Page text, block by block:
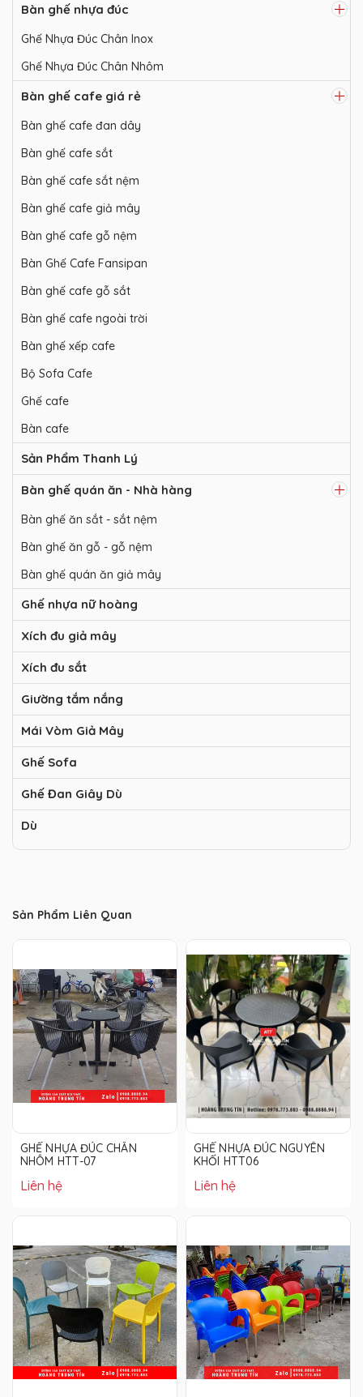
Bàn ghế nhựa đúc
Ghế Nhựa Đúc Chân Inox
Ghế Nhựa Đúc Chân Nhôm
Bàn ghế cafe giá rẻ
Bàn ghế cafe đan dây
Bàn ghế cafe sắt
Bàn ghế cafe sắt nệm
Bàn ghế cafe giả mây
Bàn ghế cafe gỗ nệm
Bàn Ghế Cafe Fansipan
Bàn ghế cafe gỗ sắt
Bàn ghế cafe ngoài trời
Bàn ghế xếp cafe
Bộ Sofa Cafe
Ghế cafe
Bàn cafe
Sản Phẩm Thanh Lý
Bàn ghế quán ăn - Nhà hàng
Bàn ghế ăn sắt - sắt nệm
Bàn ghế ăn gỗ - gỗ nệm
Bàn ghế quán ăn giả mây
Ghế nhựa nữ hoàng
Xích đu giả mây
Xích đu sắt
Giường tắm nắng
Mái Vòm Giả Mây
Ghế Sofa
Ghế Đan Giây Dù
Dù
Sản Phẩm Liên Quan
GHẾ NHỰA ĐÚC CHÂN
NHÔM HTT-07
Liên hệ
GHẾ NHỰA ĐÚC NGUYÊN
KHỐI HTT06
Liên hệ